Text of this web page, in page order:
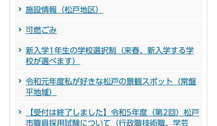
施設情報（松戸地区）
可燃ごみ
新入学1年生の学校選択制（来春、新入学する学
校が選べます）
令和元年度私が好きな松戸の景観スポット（常盤
平地域）
【受付は終了しました】令和5年度（第2回）松戸
市職員採用試験について（行政職技術職、学芸